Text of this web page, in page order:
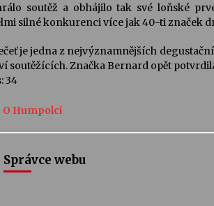
Za kulturou kousek za Humpolec. V
13. 7. 2026
soutěž a obhájilo tak své loňské
silné konkurenci více jak 40-ti značek
je jedna z nejvýznamnějších
soutěžících. Značka Bernard opět
34
O Humpolci
Správce webu